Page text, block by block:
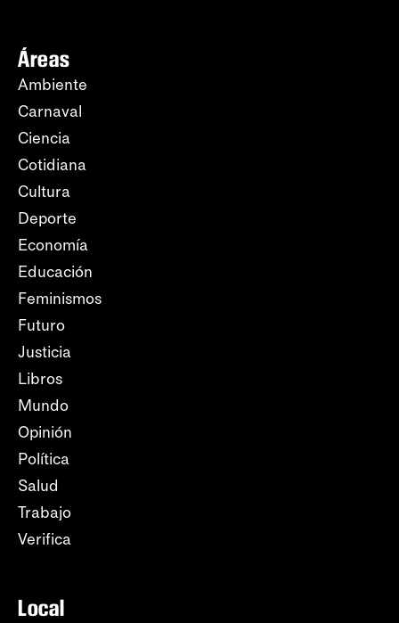
Áreas
Ambiente
Carnaval
Ciencia
Cotidiana
Cultura
Deporte
Economía
Educación
Feminismos
Futuro
Justicia
Libros
Mundo
Opinión
Política
Salud
Trabajo
Verifica
Local